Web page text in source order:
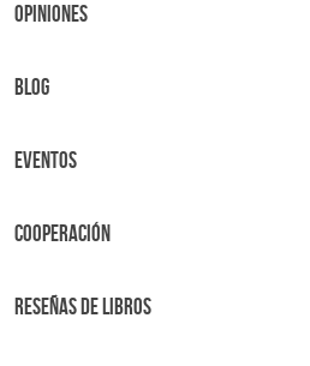
OPINIONES
BLOG
Eventos
Cooperación
Reseñas de libros